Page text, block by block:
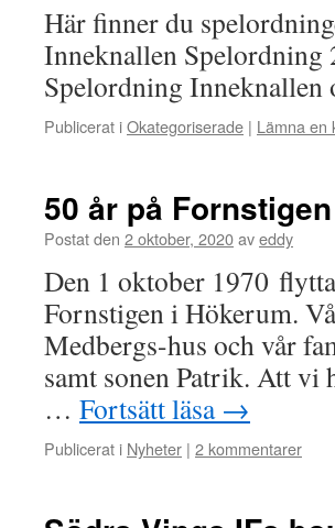
Här finner du
Inneknallen Spelordning
Spelordning
Publicerat iOkategoriserade | Lämna en
50 år på
Postat den 2 oktober, 2020aveddy
Den 1 oktober 1970
Fornstigen i Hökerum.
Medbergs-hus och vår
samt sonen Patrik. Att vi
… Fortsätt läsa →
Publicerat i Nyheter | 2 kommentarer